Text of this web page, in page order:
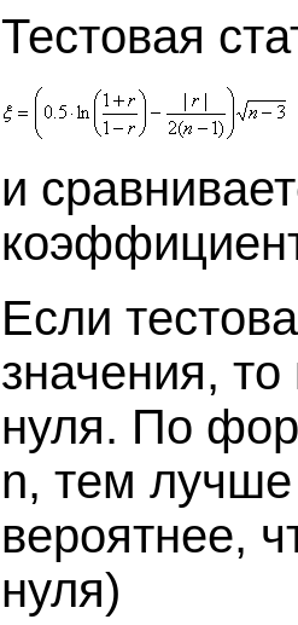
Тестовая
и
Если
значения,
нуля. По
n, тем лучше
вероятнее,
нуля)